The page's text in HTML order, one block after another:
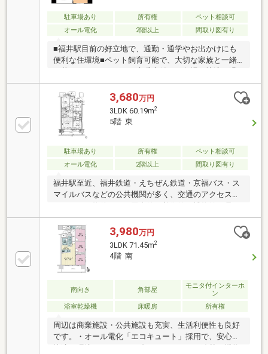
駐車場あり 所有権
ペット相談可
オール電化
2階以上 間取り図有り
■福井駅目前の好立地で、通勤・通学やお出かけにも
便利な住環境■ペット飼育可能で、大切な家族と一緒
ごせる室内設備が充実■バリアフリー設計で、どなた
でも安心して暮らせる住まい■オートロックなど安心
のセキュリティで、都市生活も快適に
3,680万円
3LDK 60.19m2
5階 東
駐車場あり 所有権
ペット相談可
オール電化
2階以上 間取り図有り
福井駅至近、福井鉄道・えちぜん鉄道・京福バス・ス
マイルバスなどの公共機関が多く、交通のアクセスが
庁・市役所と公共施設に近く、生活利便性はばっち
り！福井大学・藤島高校へも通いやすく、人気の明道
中学校エリアで教育環境も整います。
3,980万円
3LDK 71.45m2
4階 南
南向き 角部屋
モニタ付インターホ
ン
浴室乾燥機
床暖房 所有権
周辺は商業施設・公共施設も充実、生活利便性も良好
です。・オール電化「エコキュート」採用で、安心で